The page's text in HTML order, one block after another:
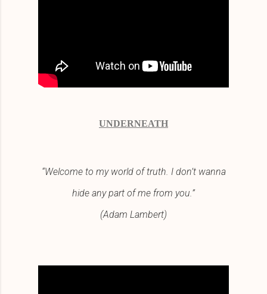
UNDERNEATH
“Welcome to my world of truth. I don’t wanna
hide any part of me from you.”
(Adam Lambert)